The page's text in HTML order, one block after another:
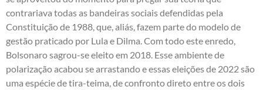
contrariava todas as bandeiras sociais defendidas pela
Constituição de 1988, que, aliás, fazem parte do modelo de
gestão praticado por Lula e Dilma. Com todo este enredo,
Bolsonaro sagrou-se eleito em 2018. Esse ambiente de
polarização acabou se arrastando e essas eleições de 2022 são
uma espécie de tira-teima, de confronto direto entre os dois